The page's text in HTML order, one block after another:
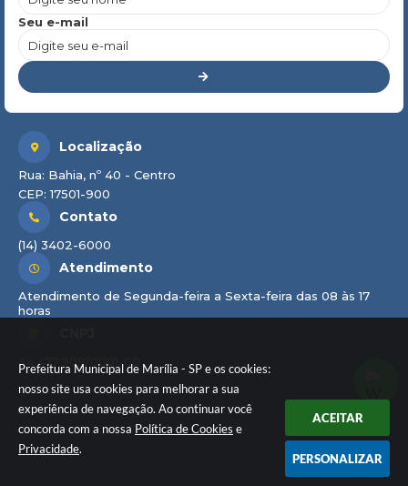
Prefeitura Municipal de Marília - SP e os cookies:
nosso site usa cookies para melhorar a sua
experiência de navegação. Ao continuar você
concorda com a nossa Política de Cookies e
Privacidade.
ACEITAR
PERSONALIZAR
Seu e-mail
Localização
Rua: Bahia, nº 40 - Centro
CEP: 17501-900
Contato
(14) 3402-6000
Atendimento
Atendimento de Segunda-feira a Sexta-feira das 08 às 17
horas
44.477.909/0001-00